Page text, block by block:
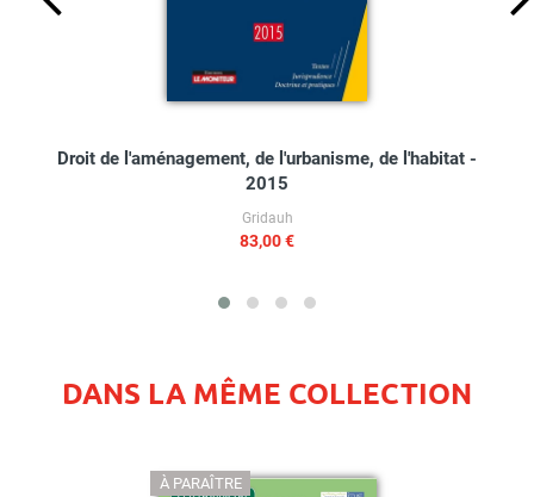
Droit de l'aménagement, de l'urbanisme, de l'habitat -
2015
Gridauh
83,00 €
DANS LA MÊME COLLECTION
À PARAÎTRE